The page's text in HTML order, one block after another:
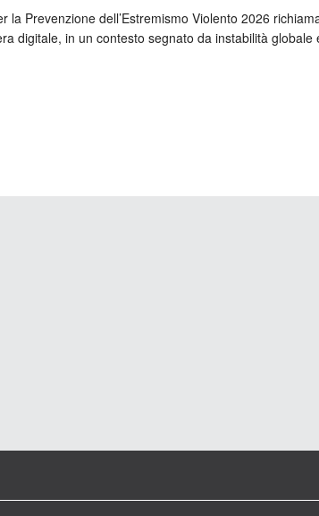
la Prevenzione dell’Estremismo Violento 2026
digitale, in un contesto segnato da instabilità globale